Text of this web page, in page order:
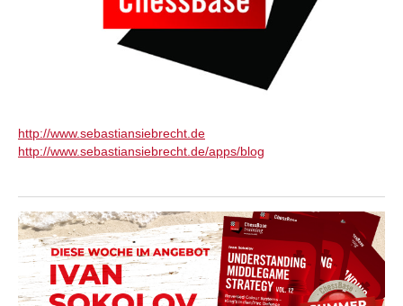
http://www.sebastiansiebrecht.de
http://www.sebastiansiebrecht.de/apps/blog